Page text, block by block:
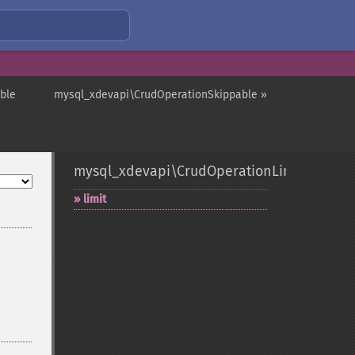
mysql_xdevapi\CrudOperationSkippable »
mysql_xdevapi\CrudOperationLimitable
limit